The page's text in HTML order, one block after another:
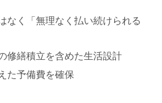
なく「無理なく払い続けられる
修繕積立を含めた生活設計
た予備費を確保